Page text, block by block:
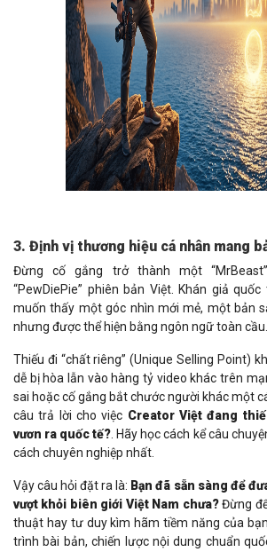
3. Định vị thương hiệu cá nhân mang
Đừng cố gắng trở thành một
“PewDiePie” phiên bản Việt. Khán giả
muốn thấy một góc nhìn mới mẻ, một bản
nhưng được thể hiện bằng ngôn ngữ toàn cầu.
Thiếu đi “chất riêng” (Unique Selling Point)
dễ bị hòa lẫn vào hàng tỷ video khác trên
sai hoặc cố gắng bắt chước người khác một
câu trả lời cho việc Creator Việt đang
vươn ra quốc tế? . Hãy học cách kể câu
cách chuyên nghiệp nhất.
Vậy câu hỏi đặt ra là: Bạn đã sẵn sàng để
vượt khỏi biên giới Việt Nam chưa?Đừng
thuật hay tư duy kìm hãm tiềm năng của
trình bài bản, chiến lược nội dung chuẩn